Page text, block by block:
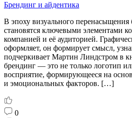
Брендинг и айдентика
В эпоху визуального перенасыщения
становятся ключевыми элементами
компанией и её аудиторией.
оформляет, он формирует смысл,
подчеркивает Мартин Линдстром в
брендинг — это не только логотип
восприятие, формирующееся на
и эмоциональных факторов. […]
0